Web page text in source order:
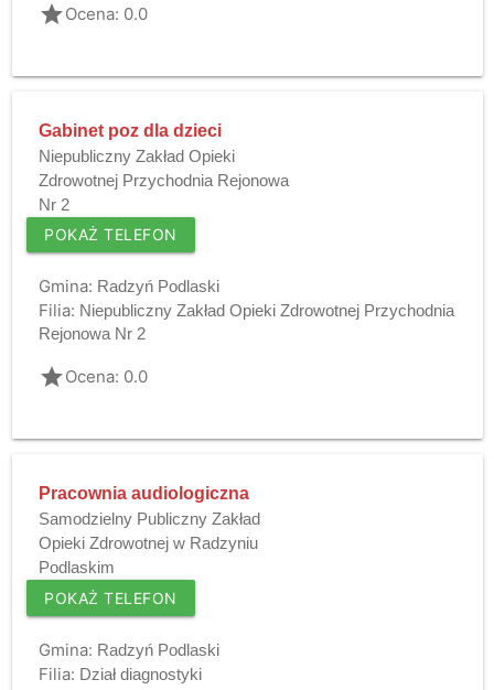
gradeOcena: 0.0
Gabinet poz dla dzieci
Niepubliczny Zakład Opieki
Zdrowotnej Przychodnia Rejonowa
Nr 2
POKAŻ TELEFON
Gmina: Radzyń Podlaski
Filia: Niepubliczny Zakład Opieki Zdrowotnej Przychodnia
Rejonowa Nr 2
gradeOcena: 0.0
Pracownia audiologiczna
Samodzielny Publiczny Zakład
Opieki Zdrowotnej w Radzyniu
Podlaskim
POKAŻ TELEFON
Gmina: Radzyń Podlaski
Filia: Dział diagnostyki